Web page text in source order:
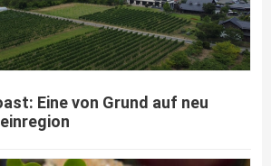
Eine von Grund auf neu